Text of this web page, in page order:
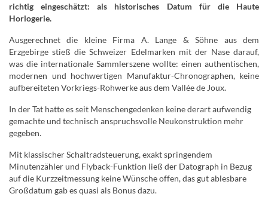
richtig eingeschätzt: als historisches Datum für die Haute
Horlogerie.
Ausgerechnet die kleine Firma A. Lange & Söhne aus dem
Erzgebirge stieß die Schweizer Edelmarken mit der Nase darauf,
was die internationale Sammlerszene wollte: einen authentischen,
modernen und hochwertigen Manufaktur-Chronographen, keine
aufbereiteten Vorkriegs-Rohwerke aus dem Vallée de Joux.
In der Tat hatte es seit Menschengedenken keine derart aufwendig
gemachte und technisch anspruchsvolle Neukonstruktion mehr
gegeben.
Mit klassischer Schaltradsteuerung, exakt springendem
Minutenzähler und Flyback-Funktion ließ der Datograph in Bezug
auf die Kurzzeitmessung keine Wünsche offen, das gut ablesbare
Großdatum gab es quasi als Bonus dazu.